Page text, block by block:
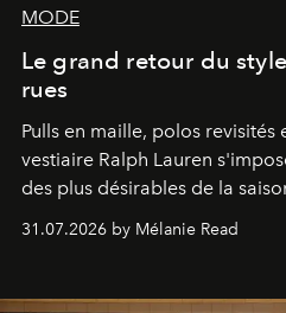
MODE
Le grand retour du
rues
Pulls en maille, polos revisités
vestiaire Ralph Lauren
des plus désirables de la
31.07.2026 by Mélanie Read